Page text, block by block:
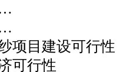
目建设可行性
行性